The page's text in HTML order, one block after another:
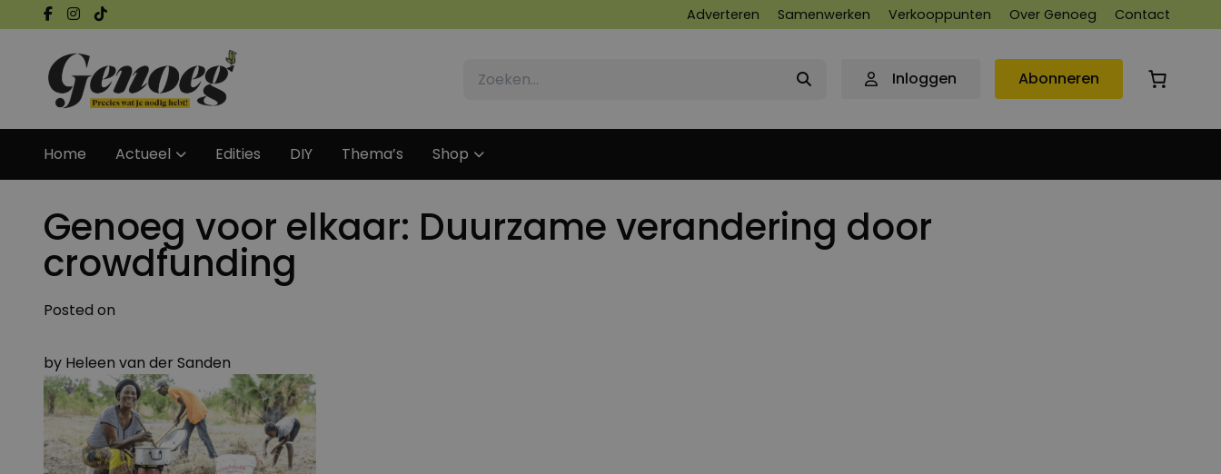
Adverteren Samenwerken Verkooppunten Over Genoeg Contact
Inloggen Abonneren
Home Actueel Edities DIY Thema’s Shop
Genoeg voor elkaar: Duurzame verandering door
crowdfunding
Posted on
by Heleen van der Sanden